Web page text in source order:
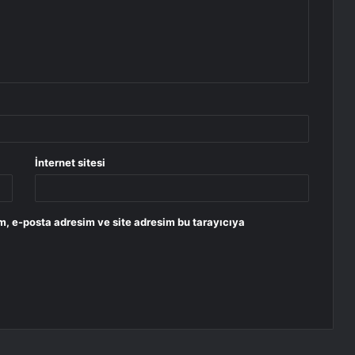
İnternet sitesi
e-posta adresim ve site adresim bu tarayıcıya